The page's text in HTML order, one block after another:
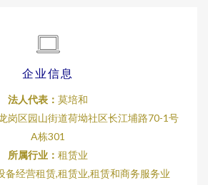
企业信息
法人代表： 莫培和
岗区园山街道荷坳社区长江埔路70-1号
A栋301
所属行业： 租赁业
备经营租赁,租赁业,租赁和商务服务业